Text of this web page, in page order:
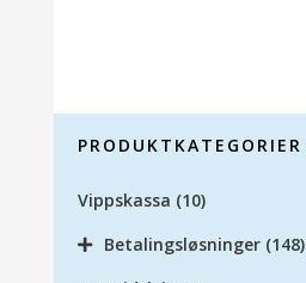
PRODUKTKATEGORIER
Vippskassa (10)
Betalingsløsninger (148)